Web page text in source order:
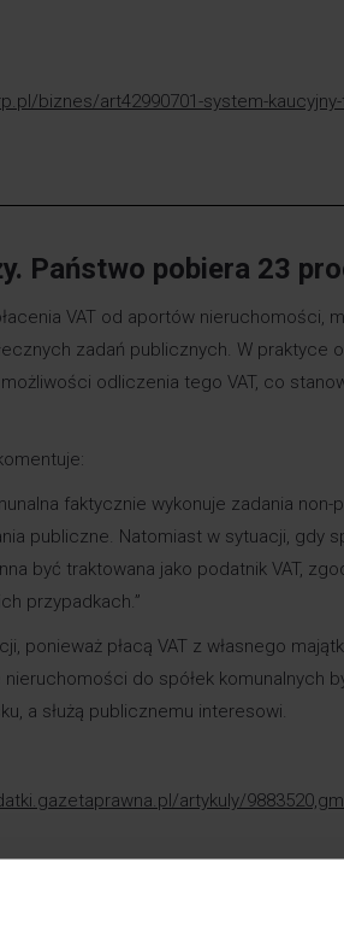
biznes/art42990701-system-
Państwo pobiera 23
VAT od aportów nieruchomości,
zadań publicznych. W praktyce
odliczenia tego VAT, co
faktycznie wykonuje zadania
publiczne. Natomiast w sytuacji, gdy
być traktowana jako podatnik VAT,
przypadkach.”
ponieważ płacą VAT z własnego
do spółek komunalnych
a służą publicznemu interesowi.
artykuly/